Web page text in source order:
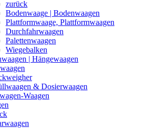
zurück
Bodenwaage | Bodenwaagen
Plattformwaage, Plattformwaagen
Durchfahrwaagen
Palettenwaagen
Wiegebalken
| Hängewaagen
& Dosierwaagen
Waagen